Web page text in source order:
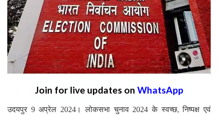
Join for live updates on WhatsApp
उदयपुर 9 अप्रेल 2024। लोकसभा चुनाव 2024 के स्वच्छ, निष्पक्ष एवं